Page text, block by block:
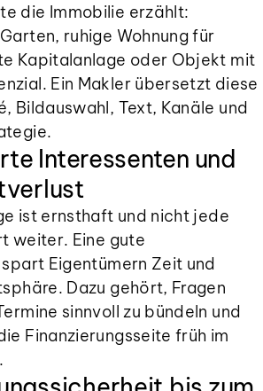
die Immobilie erzählt:
ruhige Wohnung für
Kapitalanlage oder Objekt mit
Ein Makler übersetzt diese
Bildauswahl, Text, Kanäle und
Interessenten und
ist ernsthaft und nicht jede
weiter. Eine gute
Eigentümern Zeit und
Dazu gehört, Fragen
sinnvoll zu bündeln und
Finanzierungsseite früh im